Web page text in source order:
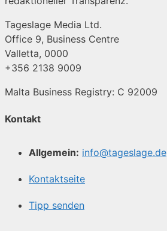
Tageslage Media Ltd.
Office 9, Business Centre
Valletta, 0000
+356 2138 9009
Malta Business Registry: C 92009
Kontakt
Allgemein: info@tageslage.de
Kontaktseite
Tipp senden